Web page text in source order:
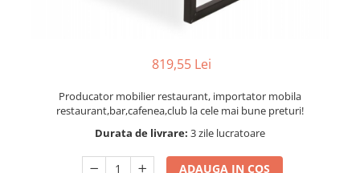
819,55 Lei
Producator mobilier restaurant, importator mobila
restaurant,bar,cafenea,club la cele mai bune preturi!
Durata de livrare: 3 zile lucratoare
ADAUGA IN COS